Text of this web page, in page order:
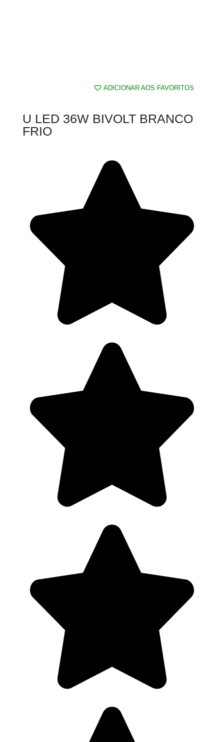
ADICIONAR AOS FAVORITOS
U LED 36W BIVOLT BRANCO
FRIO